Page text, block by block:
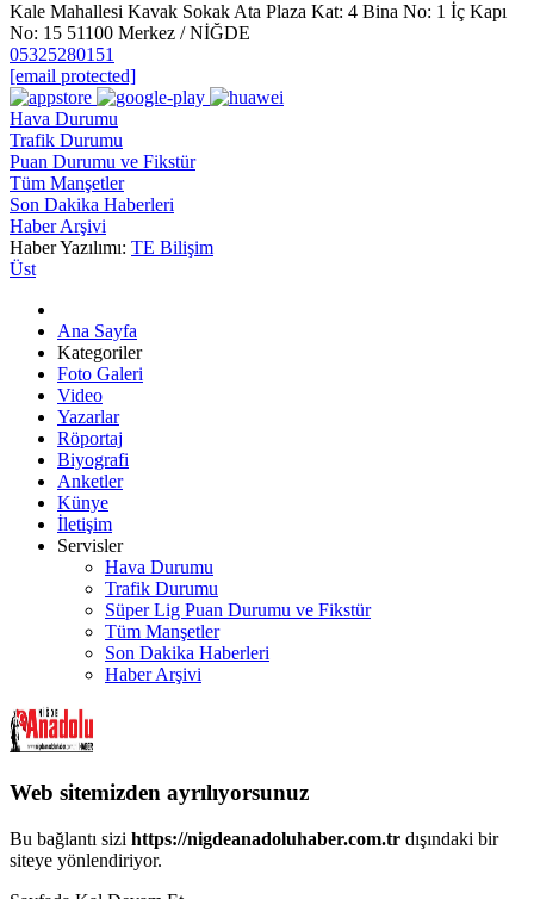
Kale Mahallesi Kavak Sokak Ata Plaza Kat: 4 Bina No: 1 İç Kapı
No: 15 51100 Merkez / NİĞDE
05325280151
[email protected]
Hava Durumu
Trafik Durumu
Puan Durumu ve Fikstür
Tüm Manşetler
Son Dakika Haberleri
Haber Arşivi
Haber Yazılımı: TE Bilişim
Üst
Ana Sayfa
Kategoriler
Foto Galeri
Video
Yazarlar
Röportaj
Biyografi
Anketler
Künye
İletişim
Servisler
Hava Durumu
Trafik Durumu
Süper Lig Puan Durumu ve Fikstür
Tüm Manşetler
Son Dakika Haberleri
Haber Arşivi
Web sitemizden ayrılıyorsunuz
Bu bağlantı sizi https://nigdeanadoluhaber.com.tr dışındaki bir
siteye yönlendiriyor.